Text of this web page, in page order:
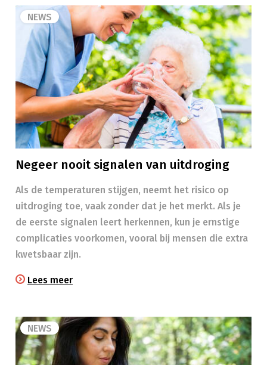
NEWS
Negeer nooit signalen van uitdroging
Als de temperaturen stijgen, neemt het risico op
uitdroging toe, vaak zonder dat je het merkt. Als je
de eerste signalen leert herkennen, kun je ernstige
complicaties voorkomen, vooral bij mensen die extra
kwetsbaar zijn.
Lees meer
NEWS